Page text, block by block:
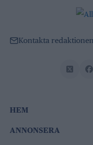
Kontakta redaktionen
HEM
ANNONSERA